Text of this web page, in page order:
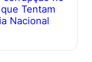
Tentam
Nacional